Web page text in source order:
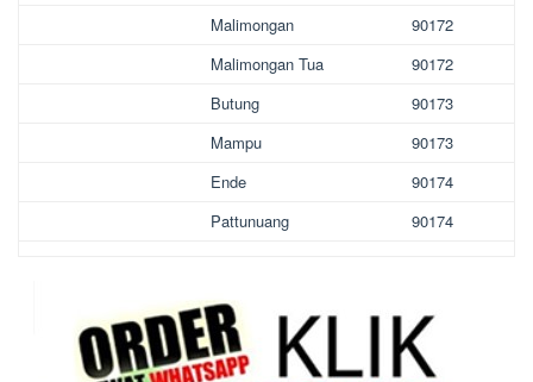
Malimongan
90172
Malimongan Tua
90172
Butung
90173
Mampu
90173
Ende
90174
Pattunuang
90174